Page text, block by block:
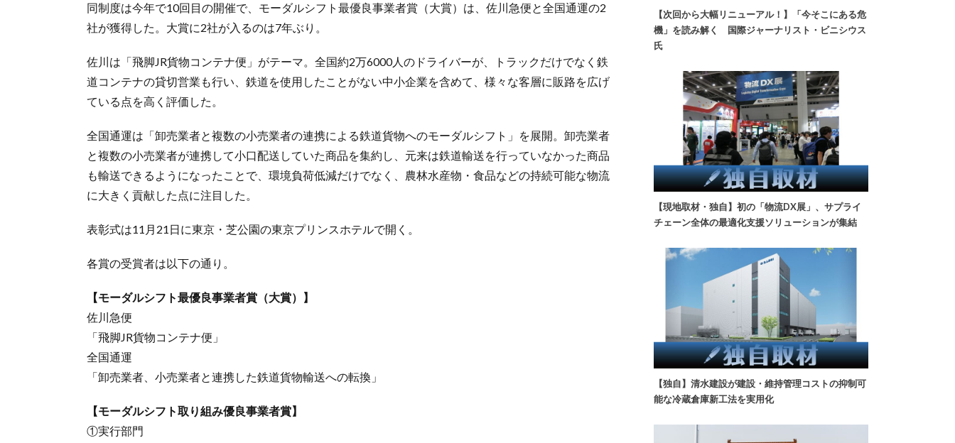
同制度は今年で10回目の開催で、モーダルシフト最優良事業者賞（大賞）は、佐川急便と全国通運の2
社が獲得した。大賞に2社が入るのは7年ぶり。
佐川は「飛脚JR貨物コンテナ便」がテーマ。全国約2万6000人のドライバーが、トラックだけでなく鉄
道コンテナの貸切営業も行い、鉄道を使用したことがない中小企業を含めて、様々な客層に販路を広げ
ている点を高く評価した。
全国通運は「卸売業者と複数の小売業者の連携による鉄道貨物へのモーダルシフト」を展開。卸売業者
と複数の小売業者が連携して小口配送していた商品を集約し、元来は鉄道輸送を行っていなかった商品
も輸送できるようになったことで、環境負荷低減だけでなく、農林水産物・食品などの持続可能な物流
に大きく貢献した点に注目した。
表彰式は11月21日に東京・芝公園の東京プリンスホテルで開く。
各賞の受賞者は以下の通り。
【モーダルシフト最優良事業者賞（大賞）】
佐川急便
「飛脚JR貨物コンテナ便」
全国通運
「卸売業者、小売業者と連携した鉄道貨物輸送への転換」
【モーダルシフト取り組み優良事業者賞】
①実行部門
【次回から大幅リニューアル！】「今そこにある危
機」を読み解く 国際ジャーナリスト・ビニシウス
氏
【現地取材・独自】初の「物流DX展」、サプライ
チェーン全体の最適化支援ソリューションが集結
【独自】清水建設が建設・維持管理コストの抑制可
能な冷蔵倉庫新工法を実用化